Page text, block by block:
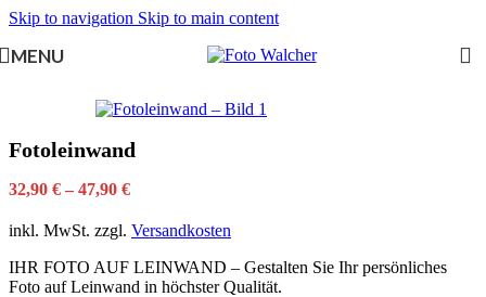
Skip to navigation Skip to main content
MENU
Fotoleinwand
32,90 € – 47,90 €
inkl. MwSt. zzgl. Versandkosten
IHR FOTO AUF LEINWAND – Gestalten Sie Ihr persönliches
Foto auf Leinwand in höchster Qualität.